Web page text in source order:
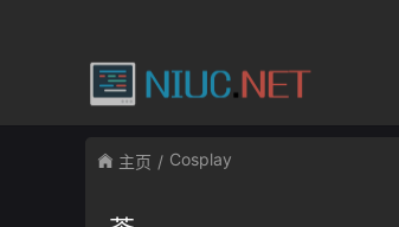
主页 Cosplay